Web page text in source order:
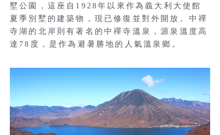
墅公園，這座自1928年以來作為義大利大使館
夏季別墅的建築物，現已修復並對外開放。中禪
寺湖的北岸則有著名的中禪寺溫泉，源泉溫度高
達78度，是作為避暑勝地的人氣溫泉鄉。